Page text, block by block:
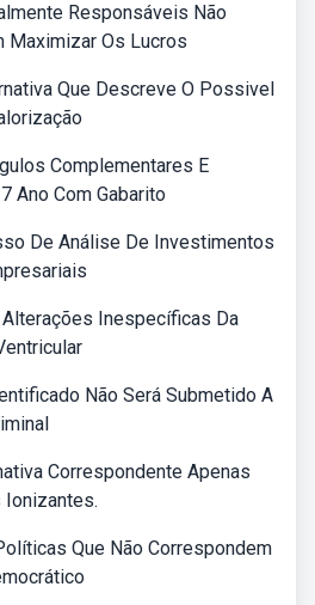
Responsáveis Não
Maximizar Os Lucros
Que Descreve O Possivel
Complementares E
Ano Com Gabarito
De Análise De Investimentos
Alterações Inespecíficas Da
Não Será Submetido A
Correspondente Apenas
Ionizantes.
Que Não Correspondem